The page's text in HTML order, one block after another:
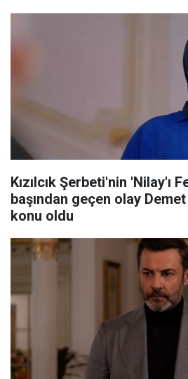
Kızılcık Şerbeti'nin 'Nilay'ı
başından geçen olay
konu oldu